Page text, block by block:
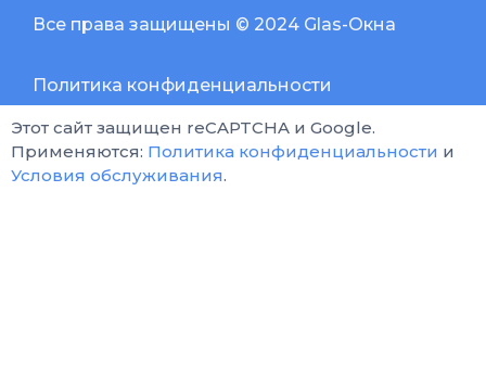
Все права защищены © 2024 Glas-Окна
Политика конфиденциальности
Этот сайт защищен reCAPTCHA и Google.
Применяются: Политика конфиденциальности и
Условия обслуживания.